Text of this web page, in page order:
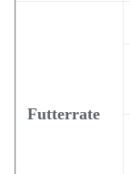
Futterrate